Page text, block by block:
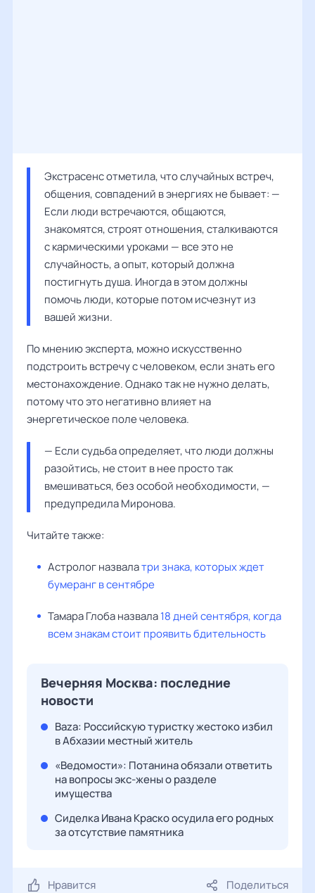
Экстрасенс отметила, что случайных встреч,
общения, совпадений в энергиях не бывает: —
Если люди встречаются, общаются,
знакомятся, строят отношения, сталкиваются
с кармическими уроками — все это не
случайность, а опыт, который должна
постигнуть душа. Иногда в этом должны
помочь люди, которые потом исчезнут из
вашей жизни.
По мнению эксперта, можно искусственно
подстроить встречу с человеком, если знать его
местонахождение. Однако так не нужно делать,
потому что это негативно влияет на
энергетическое поле человека.
— Если судьба определяет, что люди должны
разойтись, не стоит в нее просто так
вмешиваться, без особой необходимости, —
предупредила Миронова.
Читайте также:
Астролог назвалатри знака, которых ждет
бумеранг в сентябре
Тамара Глобаназвала18 дней сентября, когда
всем знакам стоит проявить бдительность
Вечерняя Москва: последние
новости
Baza: Российскую туристку жестоко избил
в Абхазии местный житель
«Ведомости»: Потанина обязали ответить
на вопросы экс-жены о разделе
имущества
Сиделка Ивана Краско осудила его родных
за отсутствие памятника
Нравится Поделиться